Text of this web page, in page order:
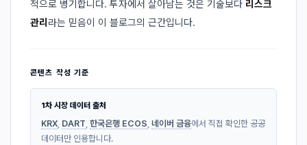
적으로 병기합니다. 투자에서 살아남는 것은 기술보다 리스크
관리 라는 믿음이 이 블로그의 근간입니다.
콘텐츠 작성 기준
1차 시장 데이터 출처
KRX DART 한국은행 ECOS 네이버 금융에서 직접 확인한 공공
데이터만 인용합니다.